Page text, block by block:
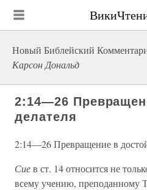
Новый Библейский
Карсон Дональд
2:14—26
делателя
2:14—26 Превращение в
Сиев ст. 14 относится не
всему учению, преподанному